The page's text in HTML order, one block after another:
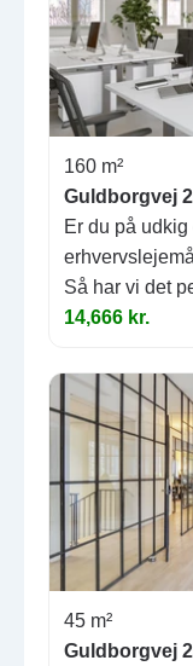
160 m²
Guldborgvej
Er du på
Så har vi det
14,666 kr.
45 m²
Guldborgvej